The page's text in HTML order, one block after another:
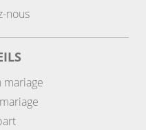
nous
mariage